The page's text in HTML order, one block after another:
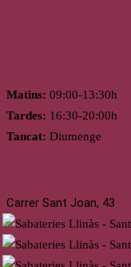
Matins: 09:00-13:30h
Tardes: 16:30-20:00h
Tancat: Diumenge
Carrer Sant Joan, 43